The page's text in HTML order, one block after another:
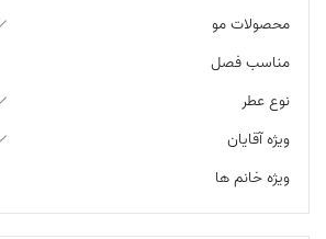
محصولات مو
مناسب فصل
نوع عطر
ویژه آقایان
ویژه خانم ها